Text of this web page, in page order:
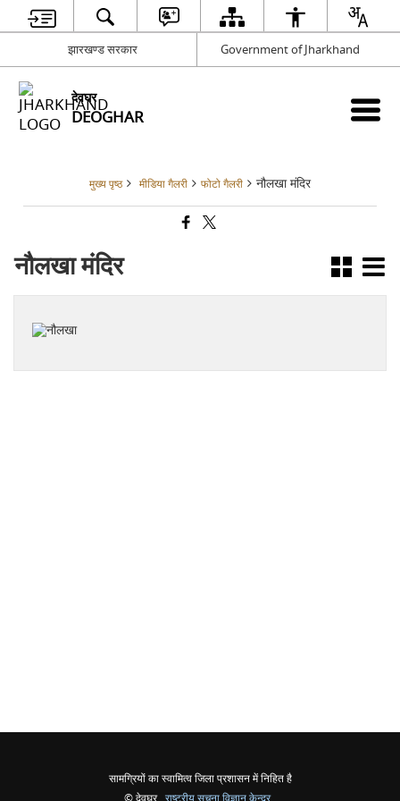
झारखण्ड सरकार Government of Jharkhand
देवघर
DEOGHAR
मुख्य पृष्ठ मीडिया गैलरी फोटो गैलरी नौलखा मंदिर
नौलखा मंदिर
सामग्रियों का स्वामित्व जिला प्रशासन में निहित है